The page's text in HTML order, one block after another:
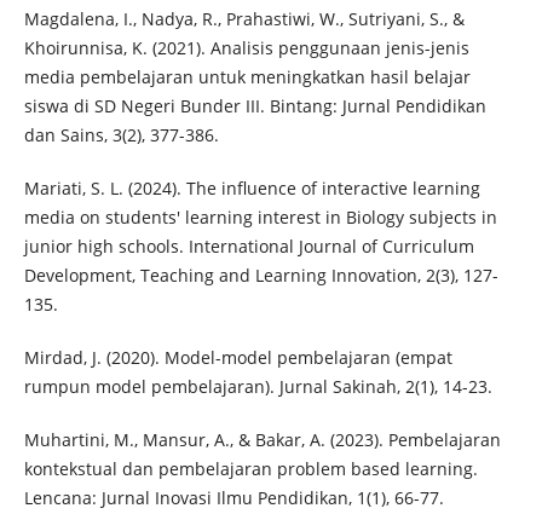
Magdalena, I., Nadya, R., Prahastiwi, W., Sutriyani, S., &
Khoirunnisa, K. (2021). Analisis penggunaan jenis-jenis
media pembelajaran untuk meningkatkan hasil belajar
siswa di SD Negeri Bunder III. Bintang: Jurnal Pendidikan
dan Sains, 3(2), 377-386.
Mariati, S. L. (2024). The influence of interactive learning
media on students' learning interest in Biology subjects in
junior high schools. International Journal of Curriculum
Development, Teaching and Learning Innovation, 2(3), 127-
135.
Mirdad, J. (2020). Model-model pembelajaran (empat
rumpun model pembelajaran). Jurnal Sakinah, 2(1), 14-23.
Muhartini, M., Mansur, A., & Bakar, A. (2023). Pembelajaran
kontekstual dan pembelajaran problem based learning.
Lencana: Jurnal Inovasi Ilmu Pendidikan, 1(1), 66-77.